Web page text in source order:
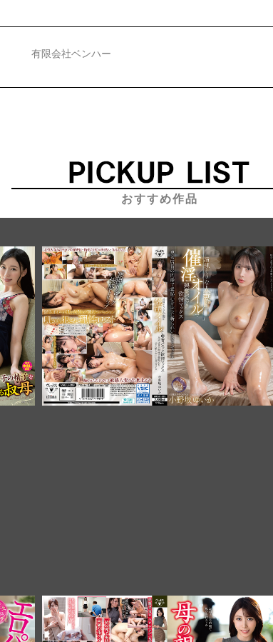
有限会社ベンハー
おすすめ作品